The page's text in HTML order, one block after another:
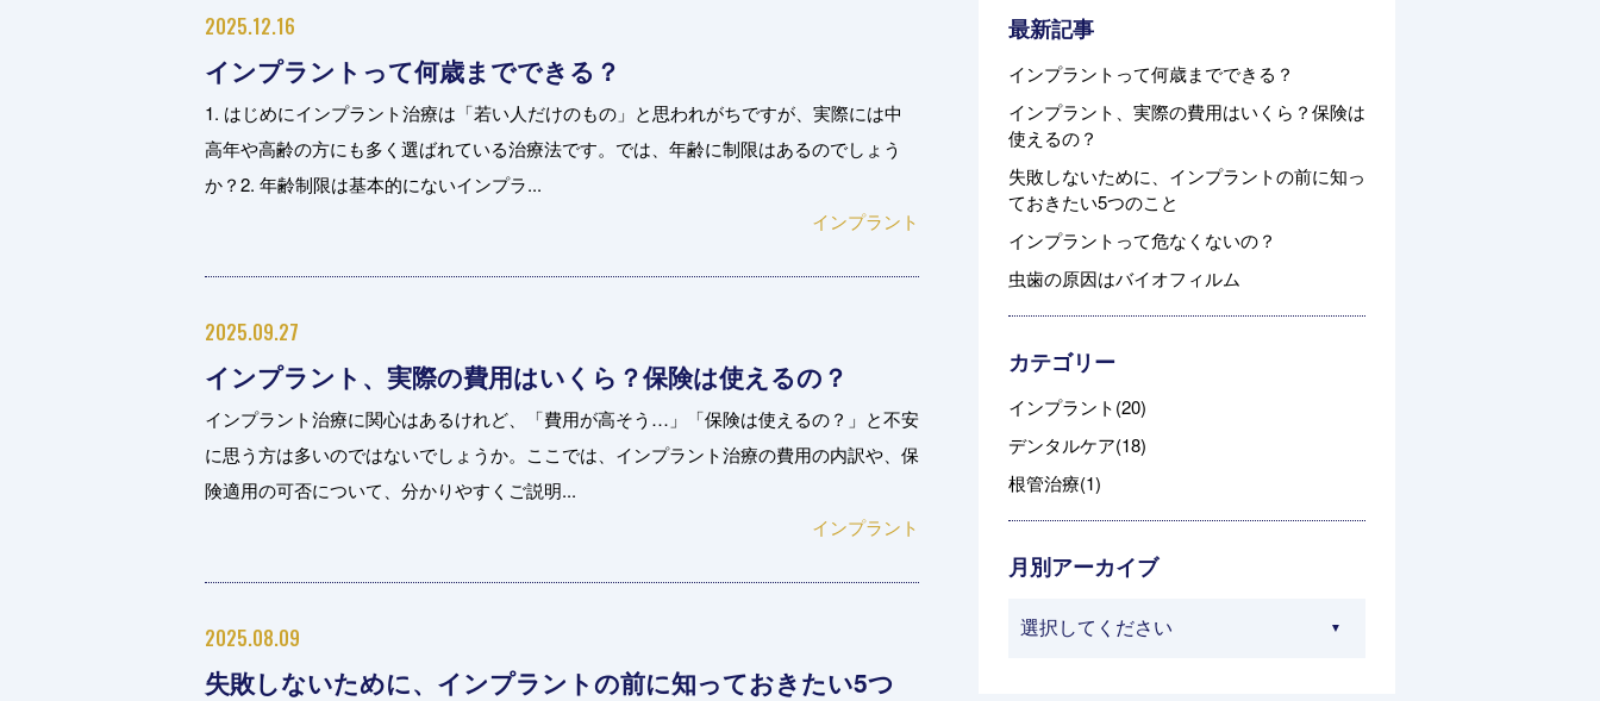
2025.12.16
インプラントって何歳までできる？
1. はじめにインプラント治療は「若い人だけのもの」と思われがちですが、実際には中
高年や高齢の方にも多く選ばれている治療法です。では、年齢に制限はあるのでしょう
か？2. 年齢制限は基本的にないインプラ...
インプラント
2025.09.27
インプラント、実際の費用はいくら？保険は使えるの？
インプラント治療に関心はあるけれど、「費用が高そう…」「保険は使えるの？」と不安
に思う方は多いのではないでしょうか。ここでは、インプラント治療の費用の内訳や、保
険適用の可否について、分かりやすくご説明...
インプラント
2025.08.09
失敗しないために、インプラントの前に知っておきたい5つ
最新記事
インプラントって何歳までできる？
インプラント、実際の費用はいくら？保険は
使えるの？
失敗しないために、インプラントの前に知っ
ておきたい5つのこと
インプラントって危なくないの？
虫歯の原因はバイオフィルム
カテゴリー
インプラント(20)
デンタルケア(18)
根管治療(1)
月別アーカイブ